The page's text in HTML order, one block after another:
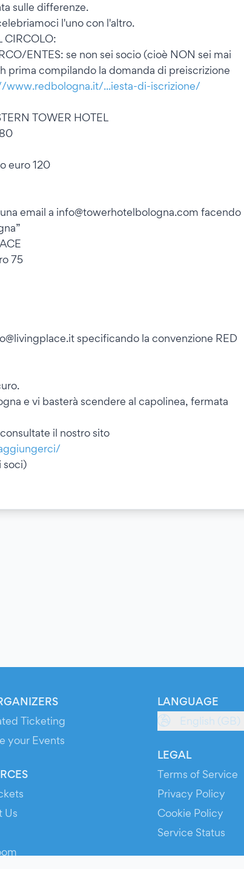
sulle differenze.
l'uno con l'altro.
CIRCOLO:
ENTES: se non sei socio (cioè NON sei mai
prima compilando la domanda di preiscrizione
www.redbologna.it/...iesta-di-iscrizione/
TOWER HOTEL
euro 120
email a info@towerhotelbologna.com facendo
75
specificando la convenzione RED
e vi basterà scendere al capolinea, fermata
il nostro sito
soci)
Ticketing
your Events
Us
LANGUAGE
English (GB)
LEGAL
Terms of Service
Privacy Policy
Cookie Policy
Service Status